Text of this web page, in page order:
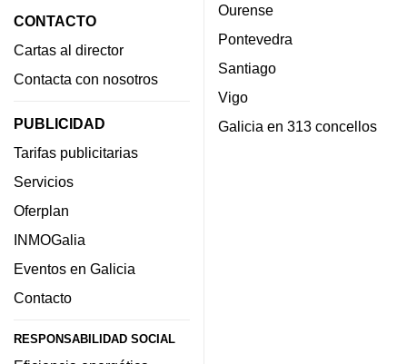
CONTACTO
Cartas al director
Contacta con nosotros
PUBLICIDAD
Tarifas publicitarias
Servicios
Oferplan
INMOGalia
Eventos en Galicia
Contacto
RESPONSABILIDAD SOCIAL
Ourense
Pontevedra
Santiago
Vigo
Galicia en 313 concellos